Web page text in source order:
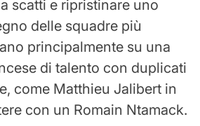
scatti e ripristinare uno
delle squadre più
principalmente su una
di talento con duplicati
come Matthieu Jalibert in
con un Romain Ntamack.